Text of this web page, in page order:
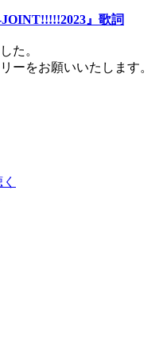
』歌詞
た。
ーをお願いいたします。